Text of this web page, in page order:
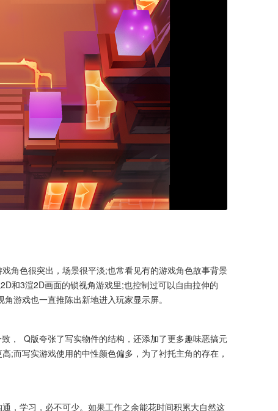
角色很突出，场景很平淡;也常看见有的游戏角色故事背景
和3渲2D画面的锁视角游戏里;也控制过可以自由拉伸的
游戏也一直推陈出新地进入玩家显示屏。
，  Q版夸张了写实物件的结构，还添加了更多趣味恶搞元
;而写实游戏使用的中性颜色偏多，为了衬托主角的存在，
，学习，必不可少。如果工作之余能花时间积累大自然这